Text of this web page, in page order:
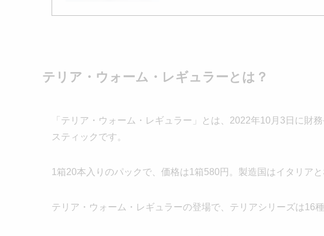
テリア・ウォーム・レギュラーとは？
「テリア・ウォーム・レギュラー」とは、2022年10月3日に財
スティックです。
1箱20本入りのパックで、価格は1箱580円。製造国はイタリアと
テリア・ウォーム・レギュラーの登場で、テリアシリーズは16